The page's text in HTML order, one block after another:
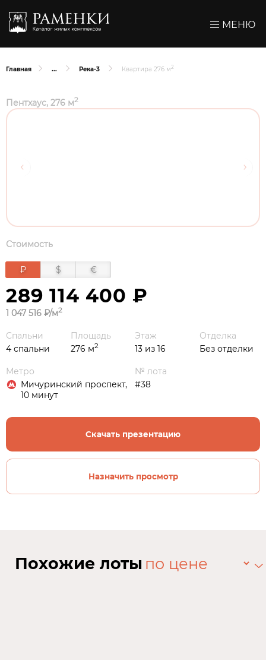
МЕНЮ
Главная Река-3 Квартира 276 м 2
Пентхаус, 276 м2
Стоимость
₽ $ €
289 114 400 ₽
1 047 516 ₽/м2
Метро
Мичуринский проспект,
10 минут
Этаж
13 из 16
Площадь
276 м2
Спальни
4 спальни
Отделка
Без отделки
№ лота
#38
Скачать презентацию
Назначить просмотр
Похожие лоты